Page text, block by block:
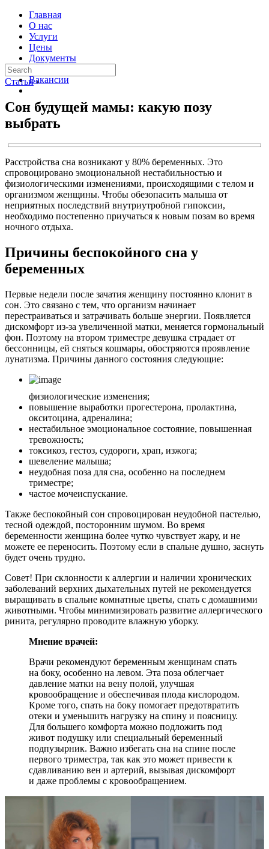
Главная
О нас
Услуги
Цены
Документы
Контакты
Вакансии
Статьи ›
Сон будущей мамы: какую позу
выбрать
Расстройства сна возникают у 80% беременных. Это
спровоцировано эмоциональной нестабильностью и
физиологическими изменениями, происходящими с телом и
организмом женщины. Чтобы обезопасить малыша от
неприятных последствий внутриутробной гипоксии,
необходимо постепенно приучаться к новым позам во время
ночного отдыха.
Причины беспокойного сна у
беременных
Первые недели после зачатия женщину постоянно клонит в
сон. Это связано с тем, что организм начинает
перестраиваться и затрачивать больше энергии. Появляется
дискомфорт из-за увеличенной матки, меняется гормональный
фон. Поэтому на втором триместре девушка страдает от
бессонницы, ей сняться кошмары, обостряются проявление
лунатизма. Причины данного состояния следующие:
физиологические изменения;
повышение выработки прогестерона, пролактина,
окситоцина, адреналина;
нестабильное эмоциональное состояние, повышенная
тревожность;
токсикоз, гестоз, судороги, храп, изжога;
шевеление малыша;
неудобная поза для сна, особенно на последнем
триместре;
частое мочеиспускание.
Также беспокойный сон спровоцирован неудобной пастелью,
тесной одеждой, посторонним шумом. Во время
беременности женщина более чутко чувствует жару, и не
можете ее переносить. Поэтому если в спальне душно, заснуть
будет очень трудно.
Совет! При склонности к аллергии и наличии хронических
заболеваний верхних дыхательных путей не рекомендуется
выращивать в спальне комнатные цветы, спать с домашними
животными. Чтобы минимизировать развитие аллергического
ринита, регулярно проводите влажную уборку.
Мнение врачей:
Врачи рекомендуют беременным женщинам спать
на боку, особенно на левом. Эта поза облегчает
давление матки на вену полой, улучшая
кровообращение и обеспечивая плода кислородом.
Кроме того, спать на боку помогает предотвратить
отеки и уменьшить нагрузку на спину и поясницу.
Для большего комфорта можно подложить под
живот подушку или специальный беременный
подпузырник. Важно избегать сна на спине после
первого триместра, так как это может привести к
сдавливанию вен и артерий, вызывая дискомфорт
и даже проблемы с кровообращением.